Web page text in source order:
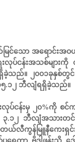
ြင်သော အရောင်း
ေးလုပ်ငန်းအသစ်မျာ
ခဲ့သည်။ ၂၀၀၁ခုနှစ်တွင်
၁၅.၁၂ ဘီလျံရရှိခဲ့သည်။
ပ်ငန်းမှ ၂၀%ကို စင်
ာ ၃.၁၂ ဘီလျံအသာ
စံတယ်လီကွန်မြူနီကေ